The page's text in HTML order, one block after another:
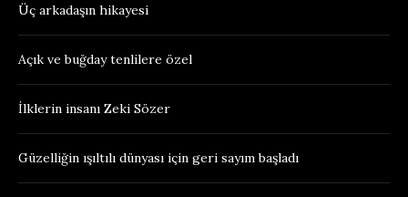
Üç arkadaşın hikayesi
Açık ve buğday tenlilere özel
İlklerin insanı Zeki Sözer
Güzelliğin ışıltılı dünyası için geri sayım başladı